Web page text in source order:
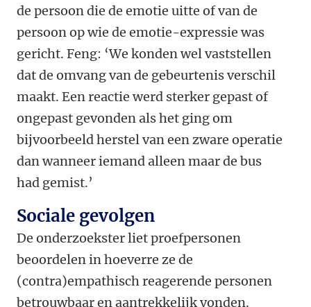
de persoon die de emotie uitte of van de
persoon op wie de emotie-expressie was
gericht. Feng: ‘We konden wel vaststellen
dat de omvang van de gebeurtenis verschil
maakt. Een reactie werd sterker gepast of
ongepast gevonden als het ging om
bijvoorbeeld herstel van een zware operatie
dan wanneer iemand alleen maar de bus
had gemist.’
Sociale gevolgen
De onderzoekster liet proefpersonen
beoordelen in hoeverre ze de
(contra)empathisch reagerende personen
betrouwbaar en aantrekkelijk vonden.